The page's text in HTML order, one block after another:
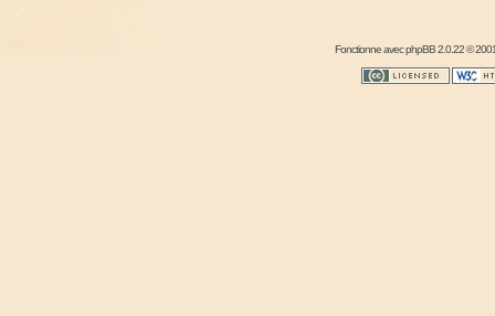
Fonctionne avecphpBB2.0.22 ©